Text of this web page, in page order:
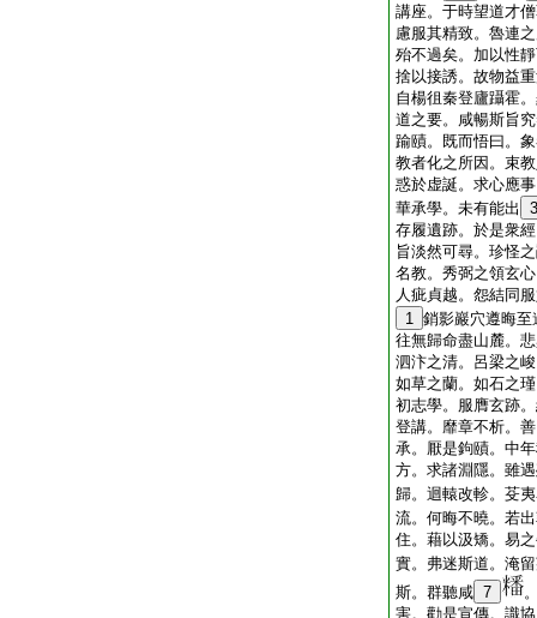
講座。于時望道才
慮服其精致。魯連
殆不過矣。加以性
捨以接誘。故物益
自楊徂秦登廬躡霍
道之要。咸暢斯旨
踰賾。既而悟曰。
教者化之所因。束
惑於虚誕。求心應
華承學。未有能出
存履遺跡。於是衆
旨淡然可尋。珍怪
名教。秀弼之領玄
人疵貞越。怨結同
1 銷影巖穴遵晦
往無歸命盡山麓。
泗汴之清。呂梁之
如草之蘭。如石之
初志學。服膺玄跡
登講。靡章不析。
承。厭是鉤賾。中
方。求諸淵隱。雖
歸。迴轅改軫。芟
流。何晦不曉。若
住。藉以汲矯。易
實。弗迷斯道。淹
斯。群聽咸 7
害。勸是宣傳。識